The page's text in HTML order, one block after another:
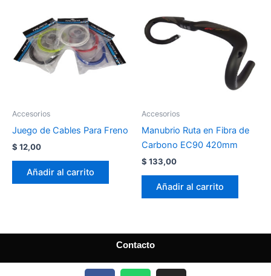
Accesorios
Juego de Cables Para Freno
$ 12,00
Añadir al carrito
Accesorios
Manubrio Ruta en Fibra de
Carbono EC90 420mm
$ 133,00
Añadir al carrito
Contacto